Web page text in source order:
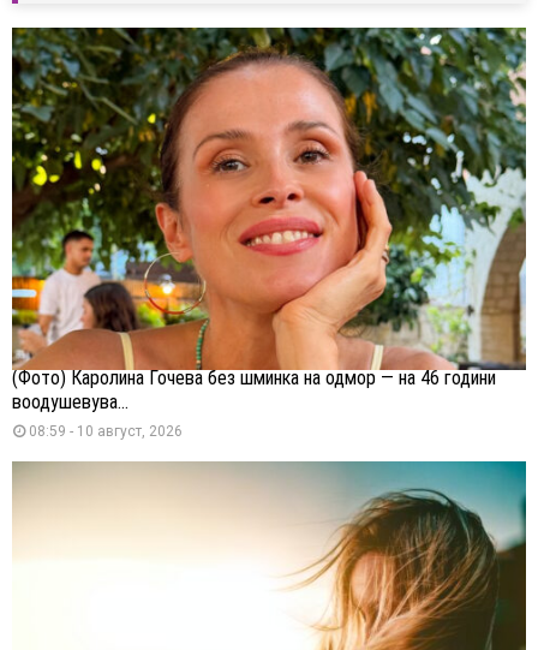
(Фото) Каролина Гочева без шминка на одмор — на 46 години
воодушевува...
08:59 - 10 август, 2026